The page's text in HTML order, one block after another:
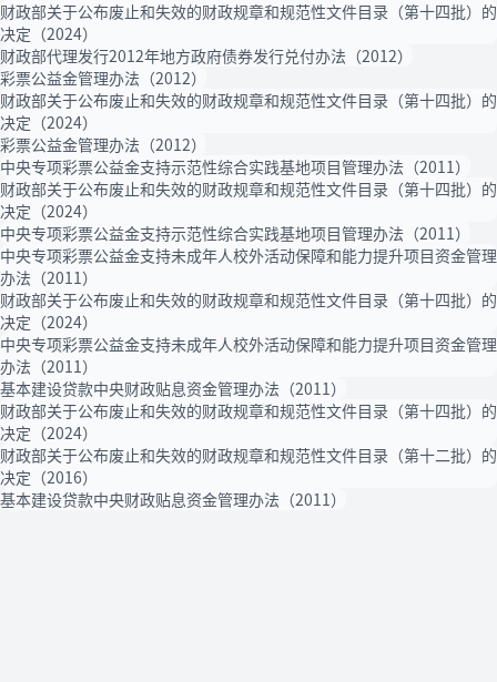
财政部关于公布废止和失效的财政规章和规范性文件目录（第十四批）的
决定（2024）
财政部代理发行2012年地方政府债券发行兑付办法（2012）
彩票公益金管理办法（2012）
财政部关于公布废止和失效的财政规章和规范性文件目录（第十四批）的
决定（2024）
彩票公益金管理办法（2012）
中央专项彩票公益金支持示范性综合实践基地项目管理办法（2011）
财政部关于公布废止和失效的财政规章和规范性文件目录（第十四批）的
决定（2024）
中央专项彩票公益金支持示范性综合实践基地项目管理办法（2011）
中央专项彩票公益金支持未成年人校外活动保障和能力提升项目资金管理
办法（2011）
财政部关于公布废止和失效的财政规章和规范性文件目录（第十四批）的
决定（2024）
中央专项彩票公益金支持未成年人校外活动保障和能力提升项目资金管理
办法（2011）
基本建设贷款中央财政贴息资金管理办法（2011）
财政部关于公布废止和失效的财政规章和规范性文件目录（第十四批）的
决定（2024）
财政部关于公布废止和失效的财政规章和规范性文件目录（第十二批）的
决定（2016）
基本建设贷款中央财政贴息资金管理办法（2011）